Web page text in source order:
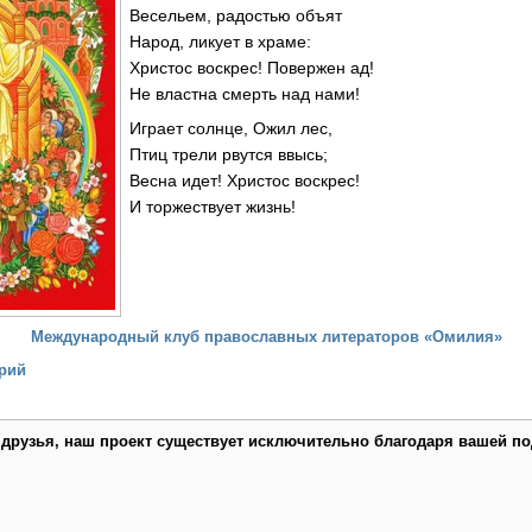
Весельем, радостью объят
Народ, ликует в храме:
Христос воскрес! Повержен ад!
Не властна смерть над нами!
Играет солнце, Ожил лес,
Птиц трели рвутся ввысь;
Весна идет! Христос воскрес!
И торжествует жизнь!
Международный клуб православных литераторов «Омилия»
наш проект существует исключительно благодаря вашей